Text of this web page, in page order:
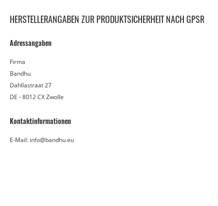
HERSTELLERANGABEN ZUR PRODUKTSICHERHEIT NACH GPSR
Adressangaben
Firma
Bandhu
Dahllastraat 27
DE - 8012 CX Zwolle
Kontaktinformationen
E-Mail: info@bandhu.eu